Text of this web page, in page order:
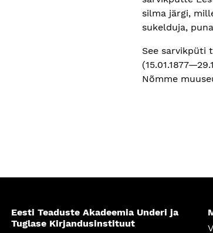
silma järgi,
sukelduja,
See sarvikpüti
Nõmme
Eesti Teaduste Akadeemia Underi ja
Tuglase Kirjandusinstituut